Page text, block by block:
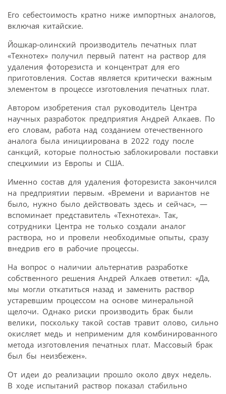
Его себестоимость кратно ниже импортных аналогов,
включая китайские.
Йошкар-олинский производитель печатных плат
«Технотех» получил первый патент на раствор для
удаления фоторезиста и концентрат для его
приготовления. Состав является критически важным
элементом в процессе изготовления печатных плат.
Автором изобретения стал руководитель Центра
научных разработок предприятия Андрей Алкаев. По
его словам, работа над созданием отечественного
аналога была инициирована в 2022 году после
санкций, которые полностью заблокировали поставки
спецхимии из Европы и США.
Именно состав для удаления фоторезиста закончился
на предприятии первым. «Времени и вариантов не
было, нужно было действовать здесь и сейчас», —
вспоминает представитель «Технотеха». Так,
сотрудники Центра не только создали аналог
раствора, но и провели необходимые опыты, сразу
внедрив его в рабочие процессы.
На вопрос о наличии альтернатив разработке
собственного решения Андрей Алкаев ответил: «Да,
мы могли откатиться назад и заменить раствор
устаревшим процессом на основе минеральной
щелочи. Однако риски производить брак были
велики, поскольку такой состав травит олово, сильно
окисляет медь и неприменим для комбинированного
метода изготовления печатных плат. Массовый брак
был бы неизбежен».
От идеи до реализации прошло около двух недель.
В ходе испытаний раствор показал стабильно